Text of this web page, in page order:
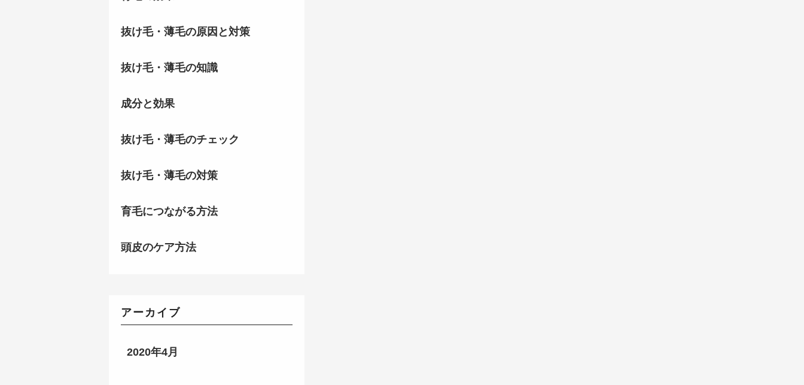
抜け毛・薄毛の原因と対策
抜け毛・薄毛の知識
成分と効果
抜け毛・薄毛のチェック
抜け毛・薄毛の対策
育毛につながる方法
頭皮のケア方法
アーカイブ
2020年4月